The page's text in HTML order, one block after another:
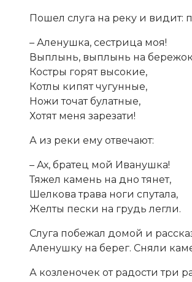
Пошел слуга на реку и видит:
– Аленушка, сестрица моя!
Выплынь, выплынь на
Костры горят высокие,
Котлы кипят чугунные,
Ножи точат булатные,
Хотят меня зарезати!
А из реки ему отвечают:
– Ах, братец мой Иванушка!
Тяжел камень на дно тянет,
Шелкова трава ноги спутала,
Желты пески на грудь легли.
Слуга побежал домой и
Аленушку на берег. Сняли
А козленочек от радости три